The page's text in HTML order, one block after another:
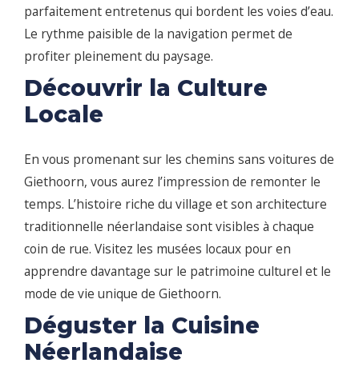
parfaitement entretenus qui bordent les voies d’eau.
Le rythme paisible de la navigation permet de
profiter pleinement du paysage.
Découvrir la Culture
Locale
En vous promenant sur les chemins sans voitures de
Giethoorn, vous aurez l’impression de remonter le
temps. L’histoire riche du village et son architecture
traditionnelle néerlandaise sont visibles à chaque
coin de rue. Visitez les musées locaux pour en
apprendre davantage sur le patrimoine culturel et le
mode de vie unique de Giethoorn.
Déguster la Cuisine
Néerlandaise